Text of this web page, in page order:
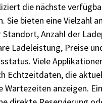
die nächste
Sie bieten eine Vielzahl
Standort, Anzahl der
Ladeleistung, Preise
Viele
Echtzeitdaten, die
Wartezeiten anzeigen.